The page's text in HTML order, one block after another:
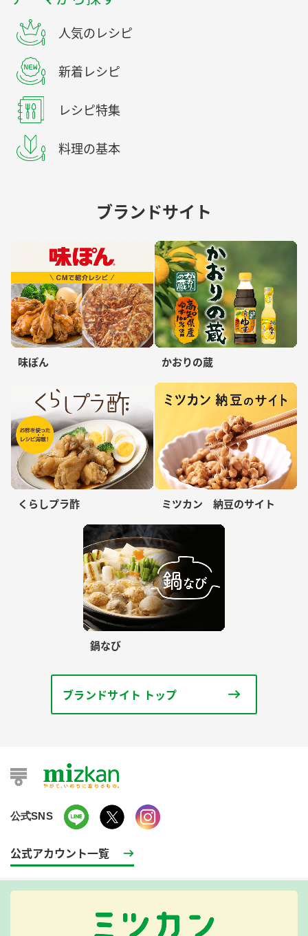
人気のレシピ
新着レシピ
レシピ特集
料理の基本
ブランドサイト
味ぽん かおりの蔵
くらしプラ酢 ミツカン 納豆のサイト
鍋なび
ブランドサイト トップ
公式SNS
公式アカウント一覧